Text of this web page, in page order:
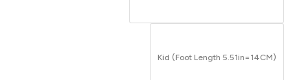
Kid (Foot Length 5.51in=14CM)